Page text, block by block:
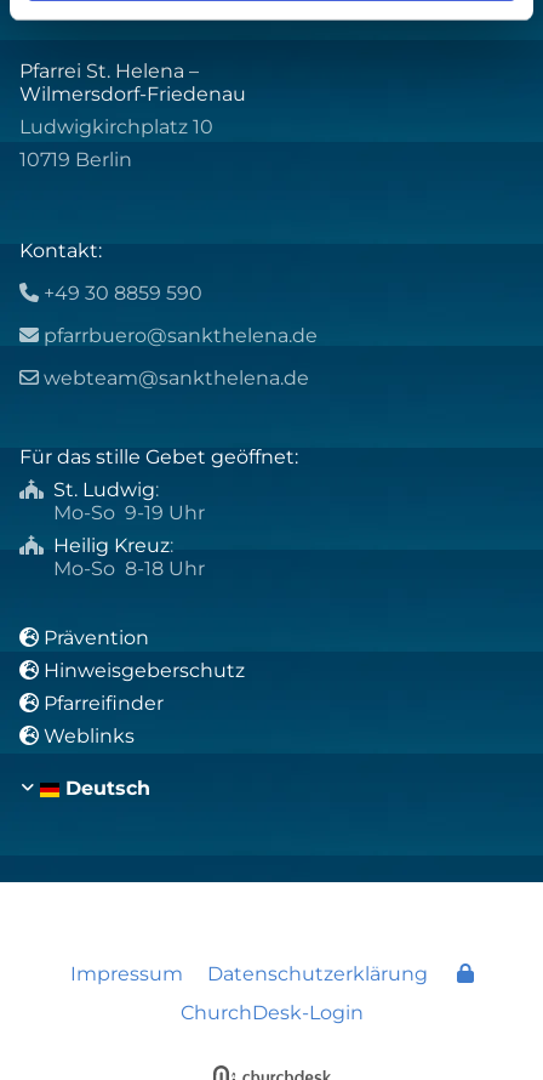
Pfarrei St. Helena –
Wilmersdorf-Friedenau
Ludwigkirchplatz 10
10719 Berlin
Kontakt:
 +49 30 8859 590
 pfarrbuero@sankthelena.de
 webteam@sankthelena.de
Für das stille Gebet geöffnet:
 St. Ludwig:
Mo-So 9-19 Uhr
 Heilig Kreuz:
Mo-So 8-18 Uhr
 Prävention
 Hinweisgeberschutz
 Pfarreifinder
 Weblinks
Deutsch
Impressum
Datenschutzerklärung
ChurchDesk-Login